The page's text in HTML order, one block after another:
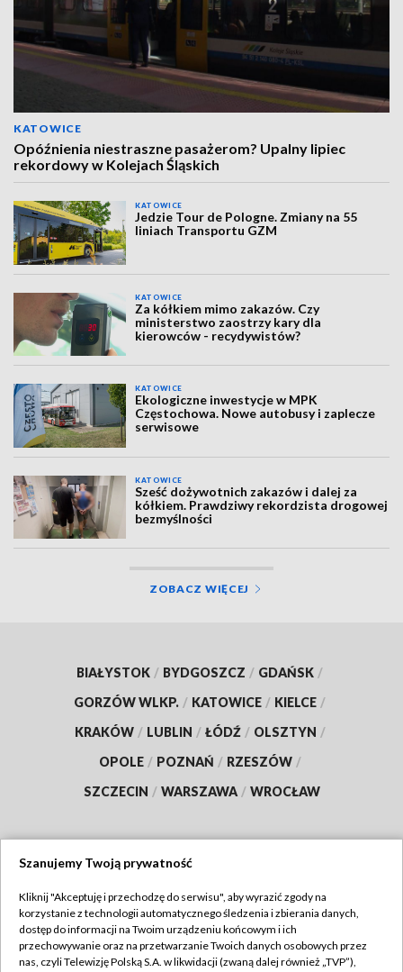
KATOWICE
Opóźnienia niestraszne pasażerom? Upalny lipiec
rekordowy w Kolejach Śląskich
KATOWICE
Jedzie Tour de Pologne. Zmiany na 55
liniach Transportu GZM
KATOWICE
Za kółkiem mimo zakazów. Czy
ministerstwo zaostrzy kary dla
kierowców - recydywistów?
KATOWICE
Ekologiczne inwestycje w MPK
Częstochowa. Nowe autobusy i zaplecze
serwisowe
KATOWICE
Sześć dożywotnich zakazów i dalej za
kółkiem. Prawdziwy rekordzista drogowej
bezmyślności
ZOBACZ WIĘCEJ
BIAŁYSTOK / BYDGOSZCZ / GDAŃSK /
GORZÓW WLKP. / KATOWICE / KIELCE /
KRAKÓW / LUBLIN / ŁÓDŹ / OLSZTYN /
OPOLE / POZNAŃ / RZESZÓW /
SZCZECIN / WARSZAWA / WROCŁAW
TVP
Abonament TVP
Regulamin TVP
Szanujemy Twoją prywatność
Kliknij "Akceptuję i przechodzę do serwisu", aby wyrazić zgody na
korzystanie z technologii automatycznego śledzenia i zbierania danych,
dostęp do informacji na Twoim urządzeniu końcowym i ich
przechowywanie oraz na przetwarzanie Twoich danych osobowych przez
nas, czyli Telewizję Polską S.A. w likwidacji (zwaną dalej również „TVP”),